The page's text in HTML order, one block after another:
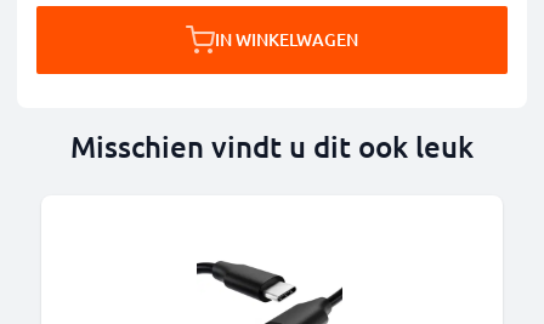
IN WINKELWAGEN
Misschien vindt u dit ook leuk